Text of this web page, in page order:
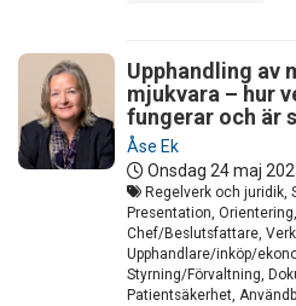
Upphandling av
mjukvara – hur
fungerar och är
Åse Ek
Onsdag 24 maj
Regelverk och juridik,
Presentation,
Chef/Beslutsfattare,
Upphandlare/inköp/
Styrning/Förvaltning,
Patientsäkerhet,